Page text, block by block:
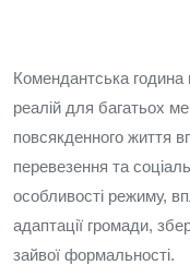
Комендантська година
реалій для багатьох
повсякденного життя
перевезення та
особливості режиму,
адаптації громади,
зайвої формальності.